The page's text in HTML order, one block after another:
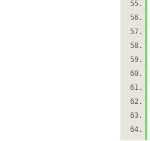
55.
56.
57.
58.
59.
60.
61.
62.
63.
64.